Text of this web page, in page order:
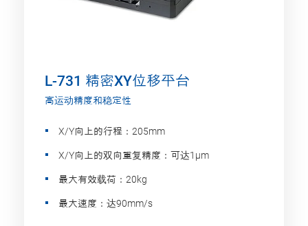
L-731 精密XY位移平台
高运动精度和稳定性
X/Y向上的行程：205mm
X/Y向上的双向重复精度：可达1µm
最大有效载荷：20kg
最大速度：达90mm/s